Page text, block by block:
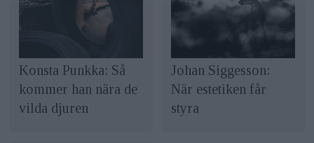
Konsta Punkka: Så
kommer han nära de
vilda djuren
Johan Siggesson:
När estetiken får
styra